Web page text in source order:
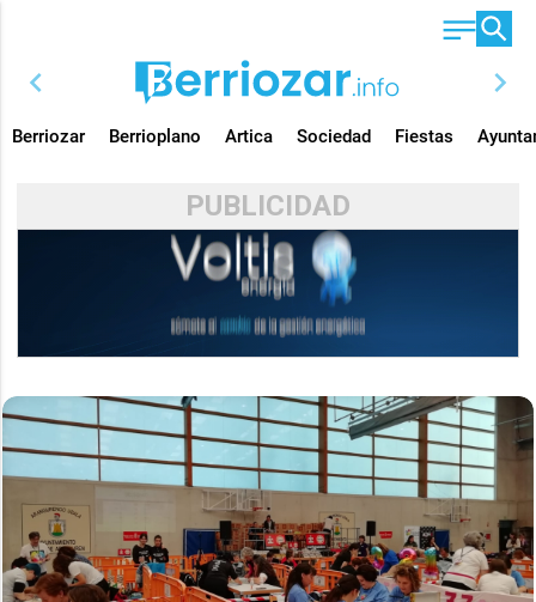
chevron_left chevron_right
Berriozar Berrioplano Artica Sociedad Fiestas
PUBLICIDAD